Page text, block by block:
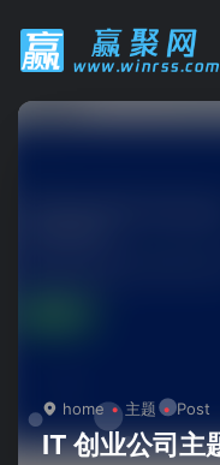
home 主题 Post
IT 创业公司